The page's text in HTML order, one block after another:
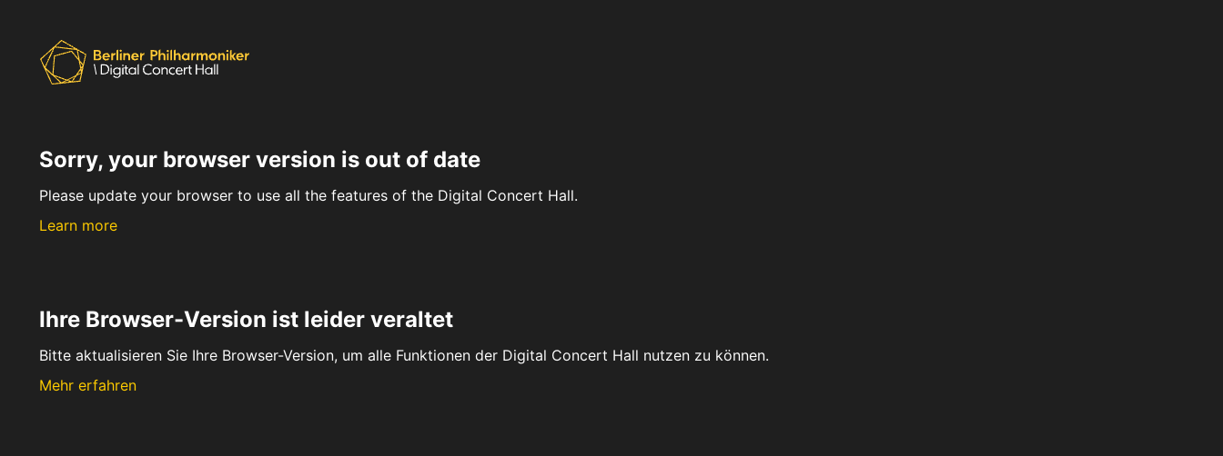
Sorry, your browser version is out of date
Please update your browser to use all the features of the Digital Concert Hall.
Learn more
Ihre Browser-Version ist leider veraltet
Bitte aktualisieren Sie Ihre Browser-Version, um alle Funktionen der Digital Concert Hall nutzen zu können.
Mehr erfahren